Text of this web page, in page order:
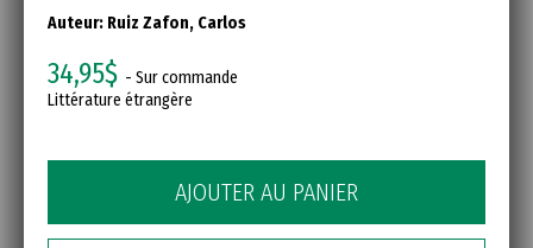
Auteur: Ruiz Zafon, Carlos
34,95$ - Sur commande
Littérature étrangère
AJOUTER AU PANIER